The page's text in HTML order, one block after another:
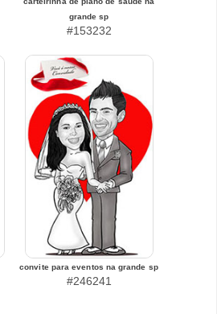
grande sp
#153232
convite para eventos na grande sp
#246241